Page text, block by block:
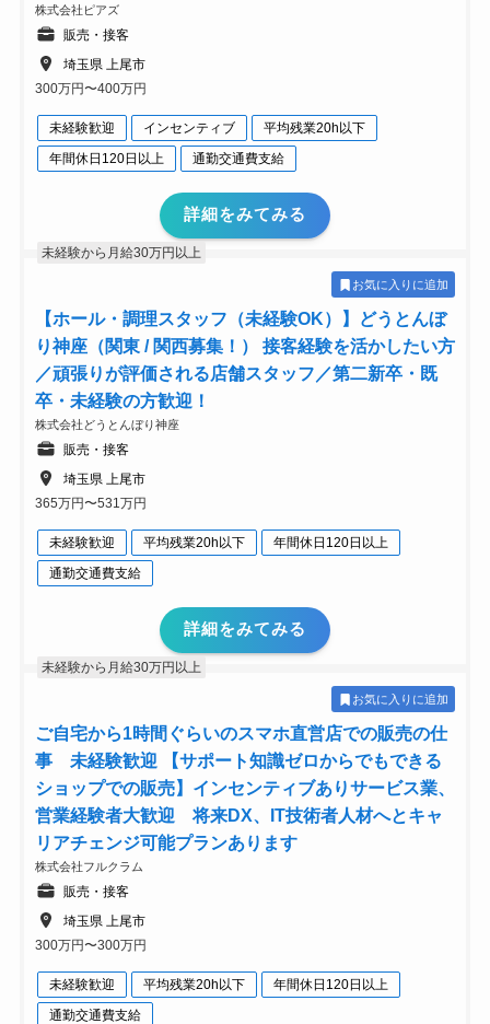
株式会社ピアズ
販売・接客
埼玉県 上尾市
300万円〜400万円
未経験歓迎 インセンティブ
平均残業20h以下
年間休日120日以上
通勤交通費支給
詳細をみてみる
未経験から月給30万円以上
お気に入りに追加
【ホール・調理スタッフ（未経験OK）】どうとんぼ
り神座（関東 / 関西募集！） 接客経験を活かしたい方
／頑張りが評価される店舗スタッフ／第二新卒・既
卒・未経験の方歓迎！
株式会社どうとんぼり神座
販売・接客
埼玉県 上尾市
365万円〜531万円
未経験歓迎 平均残業20h以下
年間休日120日以上
通勤交通費支給
詳細をみてみる
未経験から月給30万円以上
お気に入りに追加
ご自宅から1時間ぐらいのスマホ直営店での販売の仕
事 未経験歓迎 【サポート知識ゼロからでもできる
ショップでの販売】インセンティブありサービス業、
営業経験者大歓迎 将来DX、IT技術者人材へとキャ
リアチェンジ可能プランあります
株式会社フルクラム
販売・接客
埼玉県 上尾市
300万円〜300万円
未経験歓迎 平均残業20h以下
年間休日120日以上
通勤交通費支給